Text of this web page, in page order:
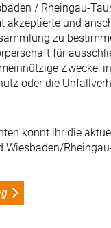
/ Rheingau-
akzeptierte und
zu
für
Zwecke,
oder die
könnt ihr die
Wiesbaden/